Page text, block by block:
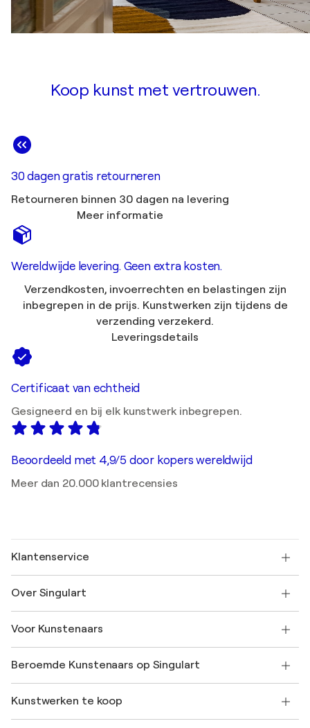
Koop kunst met vertrouwen.
30 dagen gratis retourneren
Retourneren binnen 30 dagen na levering
Meer informatie
Wereldwijde levering. Geen extra kosten.
Verzendkosten, invoerrechten en belastingen zijn
inbegrepen in de prijs. Kunstwerken zijn tijdens de
verzending verzekerd.
Leveringsdetails
Certificaat van echtheid
Gesigneerd en bij elk kunstwerk inbegrepen.
Beoordeeld met 4,9/5 door kopers wereldwijd
Meer dan 20.000 klantrecensies
Klantenservice
Verzenden
SINGULART Cadeaubon
Neem deel aan ons handelsprogramma
Mijn Account
+31 20 241 4758
Over Singulart
Veelgestelde Vragen
Singulart Magazine
Werken bij SINGULART
Ontdek gecureerde originele kunst
Voor Kunstenaars
Inloggen als Artiest
Beroemde Kunstenaars op Singulart
Marc Chagall
Kunstwerken te koop